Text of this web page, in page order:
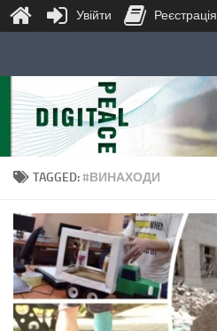
Skip to content
TAGGED:#ВИНАХОДИ
Увійти Реєстрація